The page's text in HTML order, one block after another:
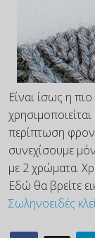
Είναι ίσως η
περίπτωση
συνεχίσουμε
με 2 χρώματα.
Εδώ θα βρείτε
Σωληνοειδές